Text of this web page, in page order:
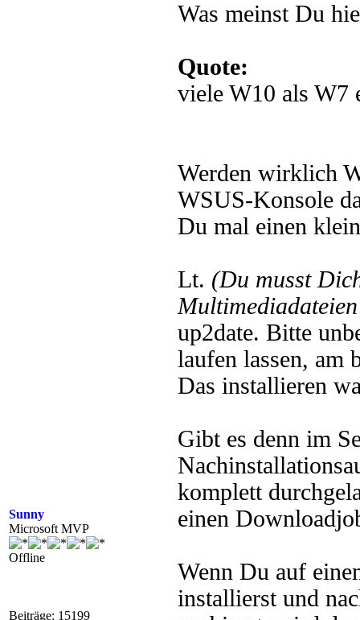
Sunny
Microsoft MVP
Offline
Beiträge: 15199
Was meinst Du
Quote:
viele W10 als W7
Werden wirklich
WSUS-Konsole
Du mal einen
Lt. (Du musst
up2date. Bitte
laufen lassen, am
Das installieren
Gibt es denn im
komplett
einen
Wenn Du auf
installierst und